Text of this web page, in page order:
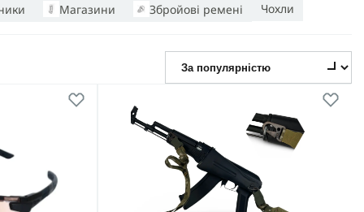
Магазини Збройові ремені Чохли